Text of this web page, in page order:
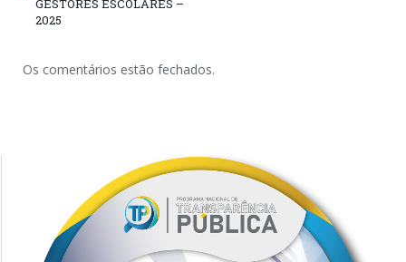
GESTORES ESCOLARES –
2025
Os comentários estão fechados.